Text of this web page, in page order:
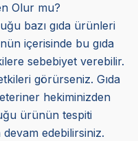
Olur mu?
bazı gıda ürünleri
içerisinde bu gıda
sebebiyet verebilir.
görürseniz. Gıda
hekiminizden
ürünün tespiti
edebilirsiniz.